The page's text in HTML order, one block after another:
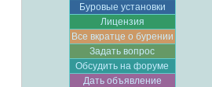
Буровые установки
Лицензия
Все вкратце о бурении
Задать вопрос
Обсудить на форуме
Дать объявление